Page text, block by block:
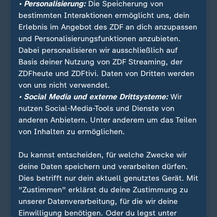
unsere deutsche Verantwortung vergeht nicht. Ihr
wollen wir gerecht werden. An ihr sollt Ihr uns
messen.
Weil ich dankbar bin für das Wunder der
Versöhnung, stehe ich vor Ihnen und wünschte,
sagen zu können: Unser Erinnern hat uns gegen
das Böse immun gemacht. Ja, wir Deutsche
erinnern uns. Aber manchmal scheint es mir, als
verstünden wir die Vergangenheit besser als die
Gegenwart. Die bösen Geister zeigen sich heute in
antisemitisches, ihr völkisches, ihr autoritäres
Denken als Antwort für die Zukunft, als neue
Lösung für die Probleme unserer Zeit. Ich
wünschte, sagen zu können: Wir Deutsche haben
für immer aus der Geschichte gelernt. Aber das
kann ich nicht sagen, wenn Hass und Hetze sich
• Personalisierung:Die Speicherung von
bestimmten Interaktionen ermöglicht uns, dein
Erlebnis im Angebot des ZDF an dich anzupassen
und Personalisierungsfunktionen anzubieten.
Dabei personalisieren wir ausschließlich auf
Basis deiner Nutzung von ZDF Streaming, der
ZDFheute und ZDFtivi. Daten von Dritten werden
von uns nicht verwendet.
• Social Media und externe Drittsysteme:Wir
nutzen Social-Media-Tools und Dienste von
anderen Anbietern. Unter anderem um das Teilen
von Inhalten zu ermöglichen.
Du kannst entscheiden, für welche Zwecke wir
deine Daten speichern und verarbeiten dürfen.
Dies betrifft nur dein aktuell genutztes Gerät. Mit
"Zustimmen" erklärst du deine Zustimmung zu
unserer Datenverarbeitung, für die wir deine
Einwilligung benötigen. Oder du legst unter